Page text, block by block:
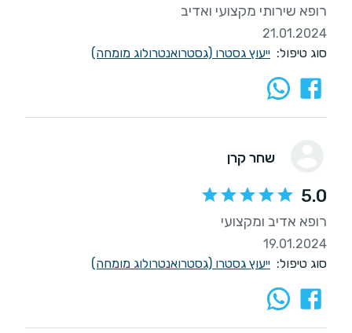
רופא שירותי מקצועי ואדיב
21.01.2024
סוג טיפול: ייעוץ גסטרו (גסטרואנטרולוג מומחה)
שחר קרן
5.0
רופא אדיב ומקצועי
19.01.2024
סוג טיפול: ייעוץ גסטרו (גסטרואנטרולוג מומחה)